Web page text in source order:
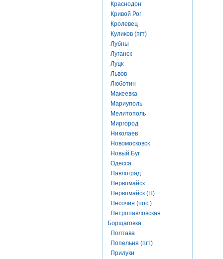
Краснодон
Кривой Рог
Кролевец
Куликов (пгт)
Лубны
Луганск
Луцк
Львов
Люботин
Макеевка
Мариуполь
Мелитополь
Миргород
Николаев
Новомосковск
Новый Буг
Одесса
Павлоград
Первомайск
Первомайск (Н)
Песочин (пос.)
Петропавловская
Борщаговка
Полтава
Попельня (пгт)
Прилуки